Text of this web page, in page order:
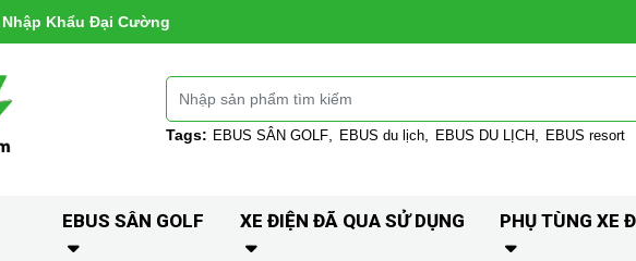
Khẩu Đại Cường
Tags: EBUS SÂN GOLF EBUS du lịch EBUS DU LỊCH EBUS resort
EBUS SÂN GOLF XE ĐIỆN ĐÃ QUA SỬ DỤNG PHỤ TÙNG XE